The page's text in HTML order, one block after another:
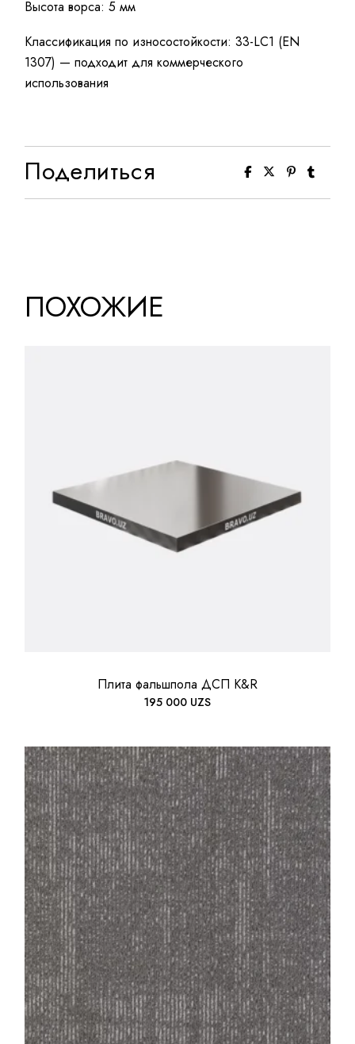
Высота ворса: 5 мм
Классификация по износостойкости: 33-LC1 (EN
1307) — подходит для коммерческого
использования
Поделиться
ПОХОЖИЕ
Плита фальшпола ДСП K&R
195 000 UZS